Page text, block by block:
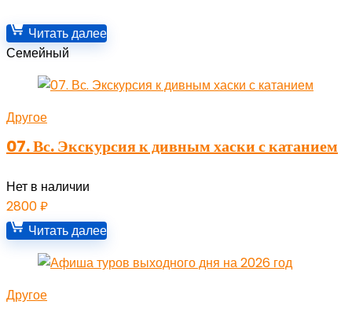
Читать далее
Семейный
Другое
07. Вс. Экскурсия к дивным хаски с катанием
Нет в наличии
2800₽
Читать далее
Другое